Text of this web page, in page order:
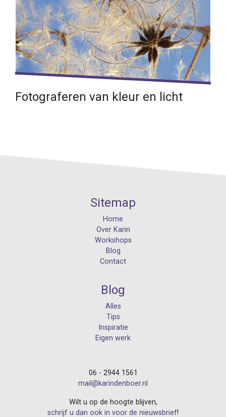
Fotograferen van kleur en licht
Sitemap
Home
Over Karin
Workshops
Blog
Contact
Blog
Alles
Tips
Inspiratie
Eigen werk
06 - 2944 1561
mail@karindenboer.nl
Wilt u op de hoogte blijven,
schrijf u dan ook in voor de nieuwsbrief!